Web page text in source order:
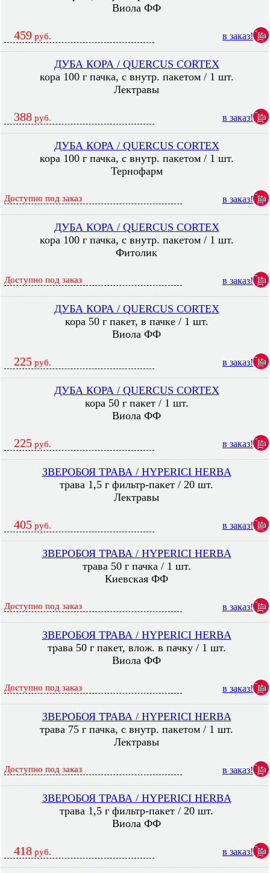
Виола ФФ
459 руб. в заказ!
ДУБА КОРА / QUERCUS CORTEX
кора 100 г пачка, с внутр. пакетом / 1 шт.
Лектравы
388 руб. в заказ!
ДУБА КОРА / QUERCUS CORTEX
кора 100 г пачка, с внутр. пакетом / 1 шт.
Тернофарм
Доступно под заказ в заказ!
ДУБА КОРА / QUERCUS CORTEX
кора 100 г пачка, с внутр. пакетом / 1 шт.
Фитолик
Доступно под заказ в заказ!
ДУБА КОРА / QUERCUS CORTEX
кора 50 г пакет, в пачке / 1 шт.
Виола ФФ
225 руб. в заказ!
ДУБА КОРА / QUERCUS CORTEX
кора 50 г пакет / 1 шт.
Виола ФФ
225 руб. в заказ!
ЗВЕРОБОЯ ТРАВА / HYPERICI HERBA
трава 1,5 г фильтр-пакет / 20 шт.
Лектравы
405 руб. в заказ!
ЗВЕРОБОЯ ТРАВА / HYPERICI HERBA
трава 50 г пачка / 1 шт.
Киевская ФФ
Доступно под заказ в заказ!
ЗВЕРОБОЯ ТРАВА / HYPERICI HERBA
трава 50 г пакет, влож. в пачку / 1 шт.
Виола ФФ
Доступно под заказ в заказ!
ЗВЕРОБОЯ ТРАВА / HYPERICI HERBA
трава 75 г пачка, с внутр. пакетом / 1 шт.
Лектравы
Доступно под заказ в заказ!
ЗВЕРОБОЯ ТРАВА / HYPERICI HERBA
трава 1,5 г фильтр-пакет / 20 шт.
Виола ФФ
418 руб. в заказ!